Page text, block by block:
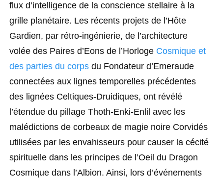
flux d’intelligence de la conscience stellaire à la
grille planétaire. Les récents projets de l’Hôte
Gardien, par rétro-ingénierie, de l’architecture
volée des Paires d’Eons de l’Horloge Cosmique et
des parties du corps du Fondateur d’Emeraude
connectées aux lignes temporelles précédentes
des lignées Celtiques-Druidiques, ont révélé
l’étendue du pillage Thoth-Enki-Enlil avec les
malédictions de corbeaux de magie noire Corvidés
utilisées par les envahisseurs pour causer la cécité
spirituelle dans les principes de l’Oeil du Dragon
Cosmique dans l’Albion. Ainsi, lors d’événements